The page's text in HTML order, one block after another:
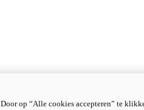
Door op “Alle cookies accepteren” te